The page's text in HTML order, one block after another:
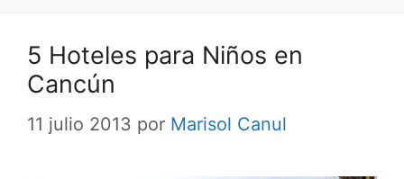
5 Hoteles para Niños en
Cancún
11 julio 2013 por Marisol Canul